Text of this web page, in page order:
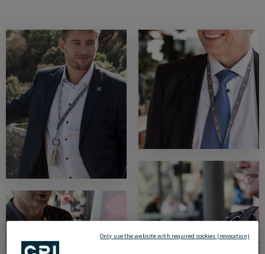
18.09.2019
Only use the website with required cookies (revocation)